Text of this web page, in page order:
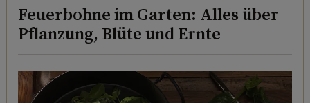
Feuerbohne im Garten: Alles über
Pflanzung, Blüte und Ernte